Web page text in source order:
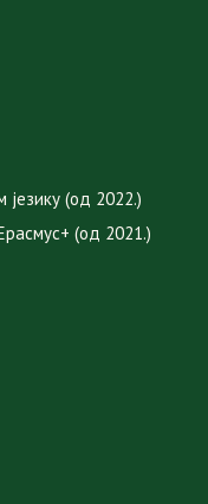
језику (од 2022.)
(од 2021.)